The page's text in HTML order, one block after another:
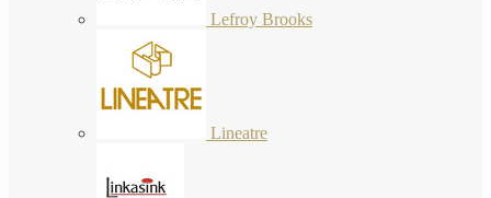
Lefroy Brooks
Lineatre